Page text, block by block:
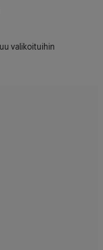
valikoituihin